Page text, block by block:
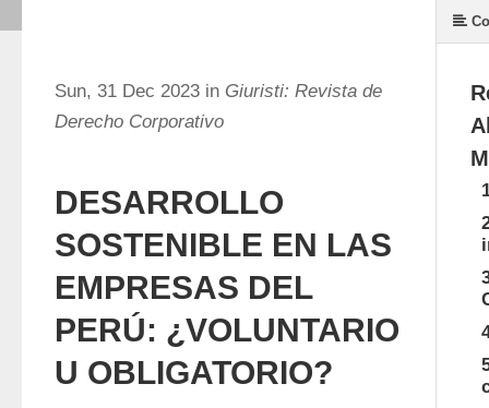
Sun, 31 Dec 2023 in Giuristi: Revista de
Derecho Corporativo
DESARROLLO
SOSTENIBLE EN LAS
EMPRESAS DEL
PERÚ: ¿VOLUNTARIO
U OBLIGATORIO?